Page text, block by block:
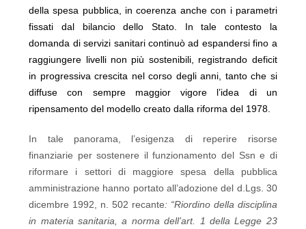
della spesa pubblica, in coerenza anche con i parametri
fissati dal bilancio dello Stato. In tale contesto la
domanda di servizi sanitari continuò ad espandersi fino a
raggiungere livelli non più sostenibili, registrando deficit
in progressiva crescita nel corso degli anni, tanto che si
diffuse con sempre maggior vigore l’idea di un
ripensamento del modello creato dalla riforma del 1978.
In tale panorama, l’esigenza di reperire risorse
finanziarie per sostenere il funzionamento del Ssn e di
riformare i settori di maggiore spesa della pubblica
amministrazione hanno portato all’adozione del d.Lgs. 30
dicembre 1992, n. 502 recante: “Riordino della disciplina
in materia sanitaria, a norma dell’art. 1 della Legge 23